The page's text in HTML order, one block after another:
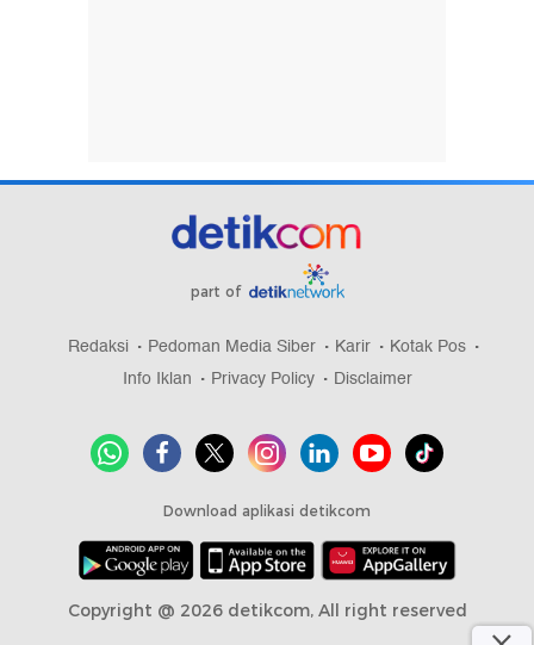
part of
Redaksi Pedoman Media Siber Karir
Kotak Pos
Info Iklan
Privacy Policy Disclaimer
Download aplikasi detikcom
Copyright @ 2026 detikcom, All right reserved